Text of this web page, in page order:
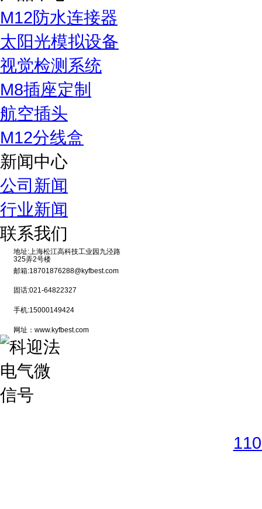
M12防水连接器
太阳光模拟设备
视觉检测系统
M8插座定制
航空插头
M12分线盒
新闻中心
公司新闻
行业新闻
联系我们
地址:上海松江高科技工业园九泾路
325弄2号楼
邮箱:18701876288@kyfbest.com
固话:021-64822327
手机:15000149424
网址：www.kyfbest.com